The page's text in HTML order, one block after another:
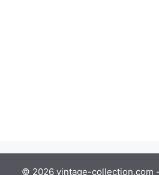
© 2026 vintage-collection.com